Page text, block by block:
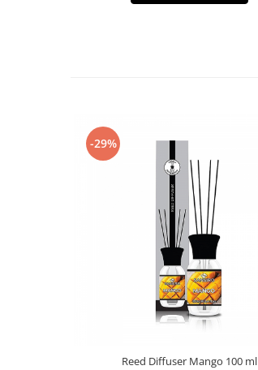
-29%
Reed Diffuser Mango 100 ml